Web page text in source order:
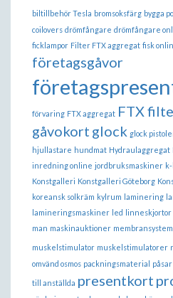
biltillbehör Tesla bromsoksfärg bygga
coilovers drömfångare drömfångare
ficklampor Filter FTX aggregat fisk
företagsgåvor
förvaring FTX aggregat FTX
gåvokort glock glock
hjullastare hundmat Hydraulaggregat
inredning online jordbruksmaskiner
Konstgalleri Konstgalleri Göteborg
koreansk solkräm kylrum laminering
lamineringsmaskiner led linneskjortor
man maskinauktioner membransystem
muskelstimulator muskelstimulatorer
omvänd osmos packningsmaterial påsar
till anställda presentkort